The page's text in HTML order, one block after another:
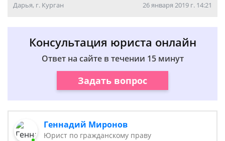
Дарья, г. Курган 26 января 2019 г. 14:21
Консультация юриста онлайн
Ответ на сайте в течении 15 минут
Задать вопрос
Геннадий Миронов
Юрист по гражданскому праву